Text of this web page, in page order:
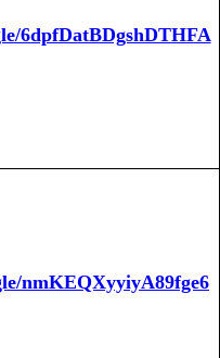
6dpfDatBDgshDTHFA
nmKEQXyyiyA89fge6